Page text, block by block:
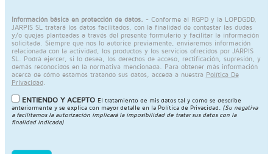
Información básica en protección de datos.
- Conforme al RGPD y la LOPDGDD,
JARPIS SL tratará los datos facilitados, con la finalidad de contestar las dudas
y/o quejas planteadas a través del presente formulario y facilitar la información
solicitada. Siempre que nos lo autorice previamente, enviaremos información
relacionada con la actividad, los productos y los servicios ofrecidos por JARPIS
SL. Podrá ejercer, si lo desea, los derechos de acceso, rectificación, supresión, y
demás reconocidos en la normativa mencionada. Para obtener más información
acerca de cómo estamos tratando sus datos, acceda a nuestra Política De
Privacidad.
ENTIENDO Y ACEPTO El tratamiento de mis datos tal y como se describe
anteriormente y se explica con mayor detalle en la Política de Privacidad
(Su negativa
a facilitarnos la autorización implicará la imposibilidad de tratar sus datos con la
finalidad indicada)